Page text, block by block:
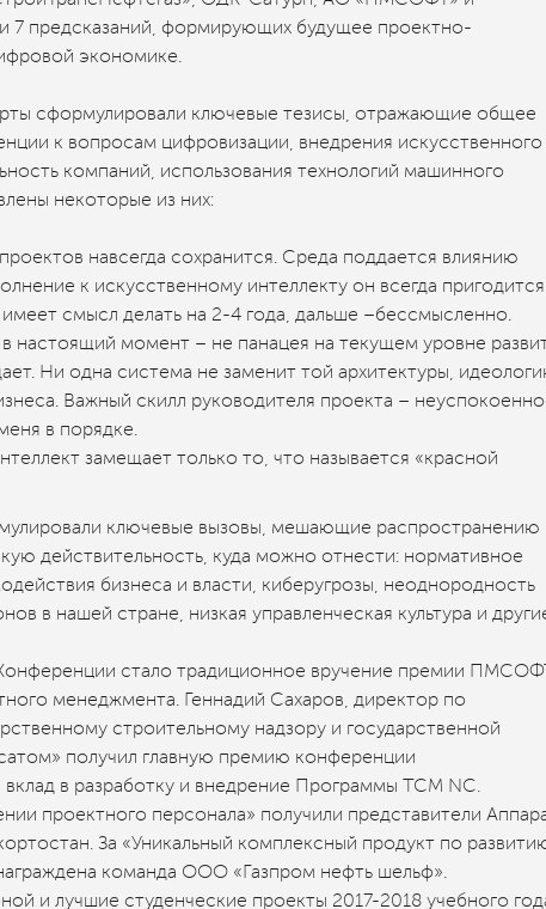
7 предсказаний, формирующих будущее проектно-
экономике.
сформулировали ключевые тезисы, отражающие общее
к вопросам цифровизации, внедрения искусственного
компаний, использования технологий машинного
некоторые из них:
навсегда сохранится. Среда поддается влиянию
к искусственному интеллекту он всегда
смысл делать на 2-4 года, дальше –бессмысленно.
настоящий момент – не панацея на текущем уровне
Ни одна система не заменит той архитектуры,
Важный скилл руководителя проекта –
в порядке.
замещает только то, что называется «красной
ключевые вызовы, мешающие распространению
действительность, куда можно отнести: нормативное
бизнеса и власти, киберугрозы, неоднородность
в нашей стране, низкая управленческая культура и
стало традиционное вручение премии
менеджмента. Геннадий Сахаров, директор по
строительному надзору и государственной
получил главную премию конференции
в разработку и внедрение Программы TCM NC.
проектного персонала» получили представители
За «Уникальный комплексный продукт по
команда ООО «Газпром нефть шельф».
и лучшие студенческие проекты 2017-2018 учебного